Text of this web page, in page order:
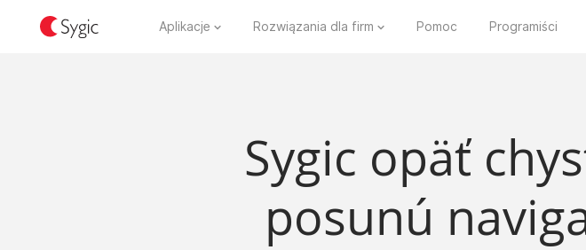
Aplikacje Rozwiązania dla firm Pomoc Programiści
Sygic opäť
posunú